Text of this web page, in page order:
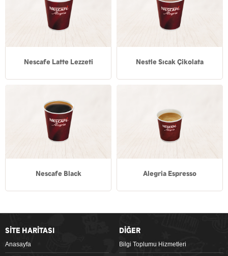
Nescafe Latte Lezzeti Nestle Sıcak Çikolata
Nescafe Black Alegria Espresso
SİTE HARİTASI
Anasayfa
DİĞER
Bilgi Toplumu Hizmetleri